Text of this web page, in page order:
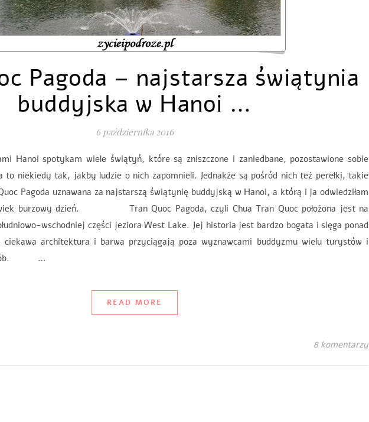
Pagoda – najstarsza świątynia
buddyjska w Hanoi …
6 października 2016
Hanoi spotykam wiele świątyń, które są zniszczone i zaniedbane, pozostawione sobie
to niekiedy tak, jakby ludzie o nich zapomnieli. Jednakże są pośród nich też perełki, takie
Pagoda uznawana za najstarszą świątynię buddyjską w Hanoi, a którą i ja odwiedziłam
burzowy dzień. Tran Quoc Pagoda, czyli Chua Tran Quoc położona jest na
wschodniej części jeziora West Lake. Jej historia jest bardzo bogata i sięga ponad
architektura i barwa przyciągają poza wyznawcami buddyzmu wielu turystów i
osób. …
READ MORE
8 komentarzy